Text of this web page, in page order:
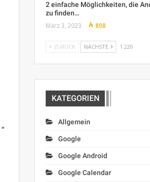
2 einfache Möglichkeiten, die
zu finden…
März 3, 2023 808
ZURÜCK NÄCHSTE 1 220
KATEGORIEN
Allgemein
Google
Google Android
Google Calendar